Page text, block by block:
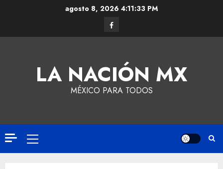
agosto 8, 2026 4:11:33 PM
LA NACIÓN MX
MÉXICO PARA TODOS